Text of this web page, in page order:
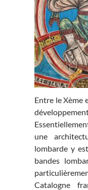
Entre le Xème
une
lombarde y
bandes
Catalogne